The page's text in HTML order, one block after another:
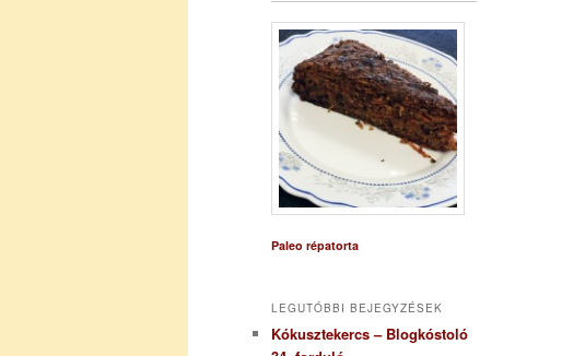
Paleo répatorta
LEGUTÓBBI BEJEGYZÉSEK
Kókusztekercs – Blogkóstoló